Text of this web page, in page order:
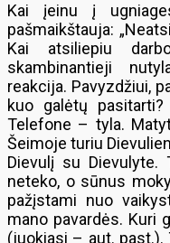
Kai įeinu į
pašmaikštauja:
Kai atsiliepiu
skambinantieji
reakcija. Pavyzdžiui,
kuo galėtų
Telefone – tyla.
Šeimoje turiu
Dievulį su Dievulyte.
neteko, o sūnus
pažįstami nuo
mano pavardės. Kuri
(juokiasi – aut. past.).